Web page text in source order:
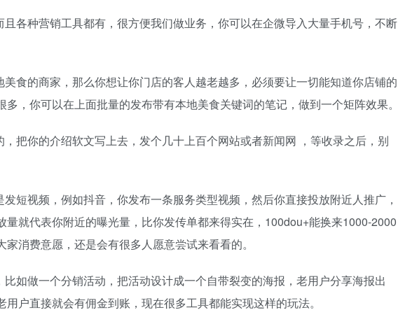
各种营销工具都有，很方便我们做业务，你可以在企微导入大量手机号，不断
食的商家，那么你想让你门店的客人越老越多，必须要让一切能知道你店铺的
，你可以在上面批量的发布带有本地美食关键词的笔记，做到一个矩阵效果。
把你的介绍软文写上去，发个几十上百个网站或者新闻网 ，等收录之后，别
短视频，例如抖音，你发布一条服务类型视频，然后你直接投放附近人推广，
就代表你附近的曝光量，比你发传单都来得实在，100dou+能换来1000-2000
消费意愿，还是会有很多人愿意尝试来看看的。
如做一个分销活动，把活动设计成一个自带裂变的海报，老用户分享海报出
户直接就会有佣金到账，现在很多工具都能实现这样的玩法。